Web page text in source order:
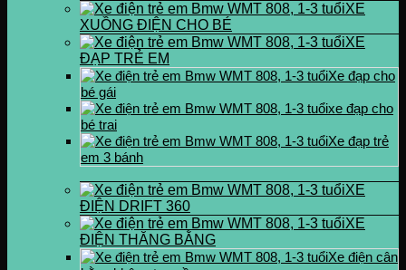
XE
XUỒNG ĐIỆN CHO BÉ
XE
ĐẠP TRẺ EM
Xe đạp cho
bé gái
xe đạp cho
bé trai
Xe đạp trẻ
em 3 bánh
XE
ĐIỆN DRIFT 360
XE
ĐIỆN THĂNG BẰNG
Xe điện cân